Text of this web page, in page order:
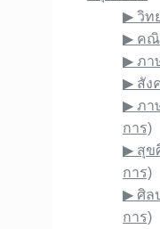
▶︎ วิท
▶︎ คณิ
▶︎ ภา
▶︎ สัง
▶︎ ภา
การ)
▶︎ สุข
การ)
▶︎ ศิล
การ)